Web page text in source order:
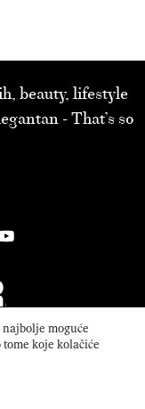
beauty, lifestyle
- That’s so
Reserved.
moguće
tome koje kolačiće